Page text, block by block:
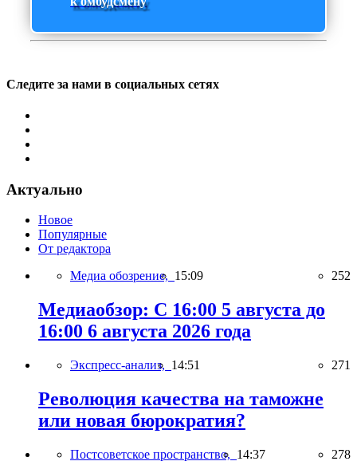
Следите за нами в социальных сетях
Актуально
Новое
Популярные
От редактора
Медиа обозрение, 15:09 252
Медиаобзор: С 16:00 5 августа до
16:00 6 августа 2026 года
Экспресс-анализ, 14:51 271
Революция качества на таможне
или новая бюрократия?
Постсоветское пространство, 14:37 278